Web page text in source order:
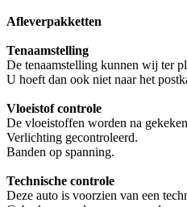
Afleverpakketten
Tenaamstelling
De tenaamstelling kunnen wij ter
U hoeft dan ook niet naar het
Vloeistof controle
De vloeistoffen worden na
Verlichting gecontroleerd.
Banden op spanning.
Technische controle
Deze auto is voorzien van een